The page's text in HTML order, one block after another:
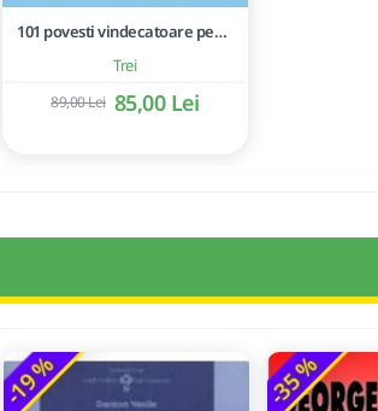
Trei
101 povesti vindecatoare pentru copii si adolescenti. Folosirea metaforelor in terapie
85,00 Lei
89,00 Lei
% -35 %